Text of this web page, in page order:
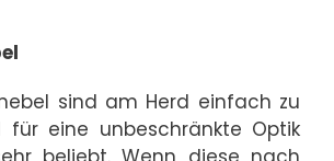
sind am Herd einfach zu
für eine unbeschränkte Optik